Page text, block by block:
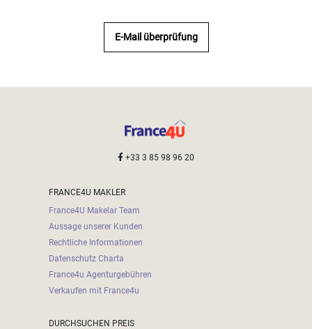
E-Mail überprüfung
+33 3 85 98 96 20
FRANCE4U MAKLER
France4U Makelar Team
Aussage unserer Kunden
Rechtliche Informationen
Datenschutz Charta
France4u Agenturgebühren
Verkaufen mit France4u
DURCHSUCHEN PREIS